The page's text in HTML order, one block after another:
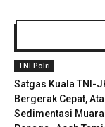
TNI Polri
Satgas Kuala TNI-
Bergerak Cepat,
Sedimentasi Muara